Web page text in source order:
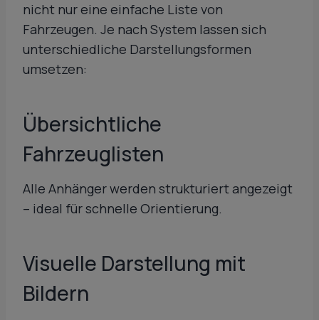
nicht nur eine einfache Liste von
Fahrzeugen. Je nach System lassen sich
unterschiedliche Darstellungsformen
umsetzen:
Übersichtliche
Fahrzeuglisten
Alle Anhänger werden strukturiert angezeigt
– ideal für schnelle Orientierung.
Visuelle Darstellung mit
Bildern